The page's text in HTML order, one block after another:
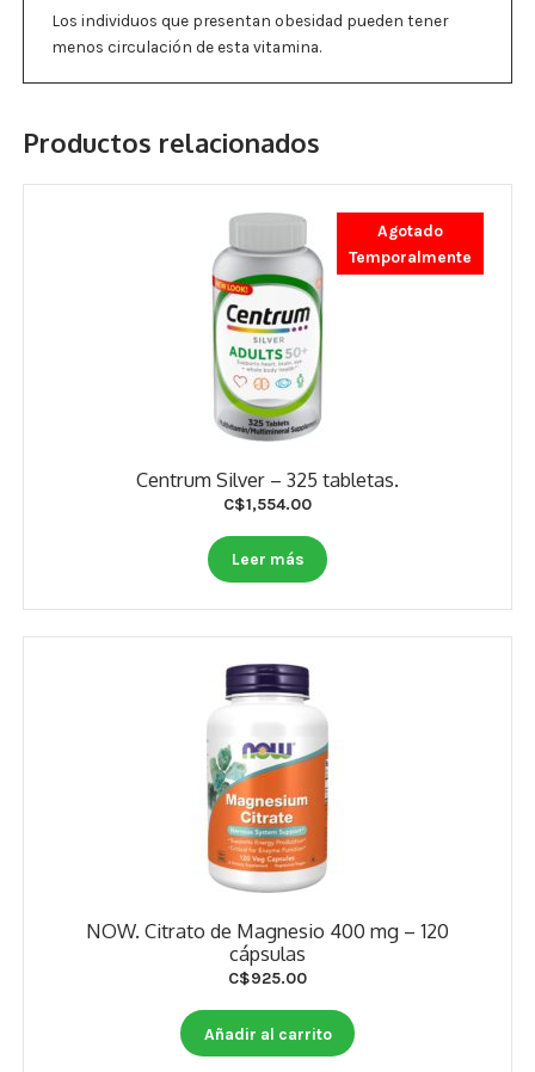
Los individuos que presentan obesidad pueden tener
menos circulación de esta vitamina.
Productos relacionados
Centrum Silver – 325 tabletas.
Agotado
Temporalmente
C$1,554.00
Leer más
NOW. Citrato de Magnesio 400 mg – 120
cápsulas
C$925.00
Añadir al carrito